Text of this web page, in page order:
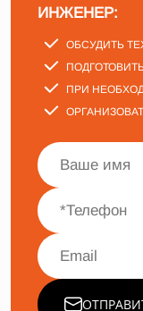
ИНЖЕНЕР:
ОБСУДИТЬ
ПРИ